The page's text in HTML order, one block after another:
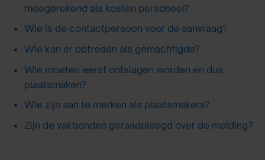
meegerekend als kosten personeel?
Wie is de contactpersoon voor de aanvraag?
Wie kan er optreden als gemachtigde?
Wie moeten eerst ontslagen worden en dus
plaatsmaken?
Wie zijn aan te merken als plaatsmakers?
Zijn de vakbonden geraadpleegd over de melding?